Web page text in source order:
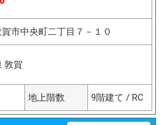
市中央町二丁目７－１０
敦賀
地上階数 9階建て / RC